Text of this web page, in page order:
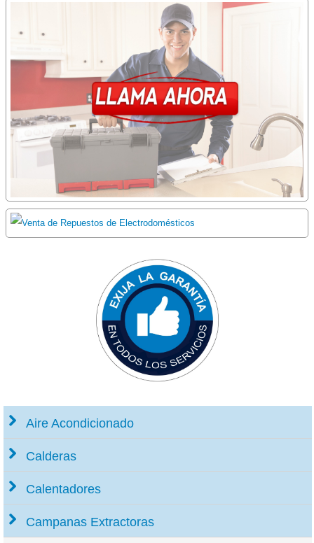
Aire Acondicionado
Calderas
Calentadores
Campanas Extractoras